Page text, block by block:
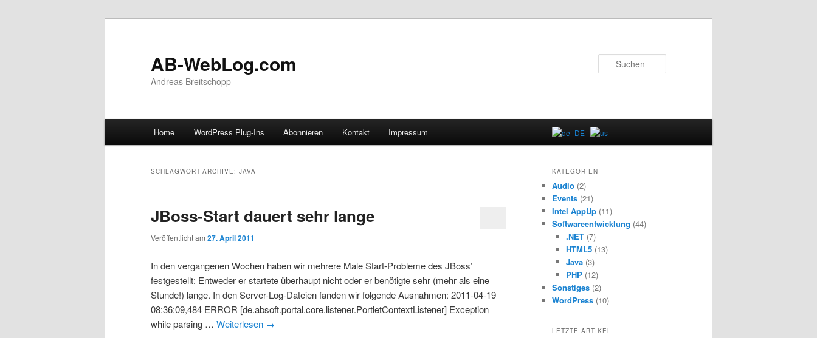
AB-WebLog.com
Andreas Breitschopp
Zum Inhalt wechseln
Zum sekundären Inhalt wechseln
Home WordPress Plug-Ins Abonnieren Kontakt Impressum
SCHLAGWORT-ARCHIVE: JAVA
JBoss-Start dauert sehr lange
Veröffentlicht am 27. April 2011
In den vergangenen Wochen haben wir mehrere Male Start-Probleme des JBoss’
festgestellt: Entweder er startete überhaupt nicht oder er benötigte sehr (mehr als eine
Stunde!) lange. In den Server-Log-Dateien fanden wir folgende Ausnahmen: 2011-04-19
08:36:09,484 ERROR [de.absoft.portal.core.listener.PortletContextListener] Exception
while parsing … Weiterlesen →
KATEGORIEN
Audio (2)
Events (21)
Intel AppUp (11)
Softwareentwicklung (44)
.NET(7)
HTML5(13)
Java(3)
PHP(12)
Sonstiges (2)
WordPress (10)
LETZTE ARTIKEL